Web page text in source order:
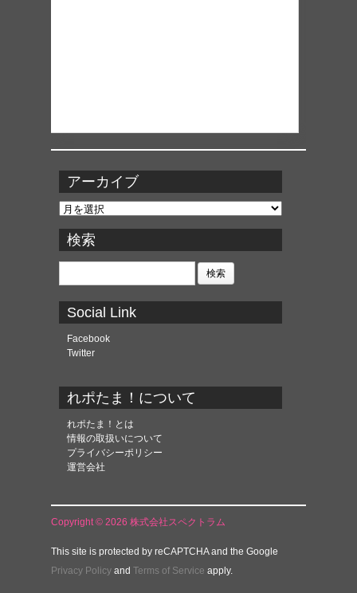
アーカイブ
ア
カ
イ
ブ
検索
検
Social Link
Facebook
Twitter
れポたま！について
れポたま！とは
情報の取扱いについて
プライバシーポリシー
運営会社
Copyright © 2026 株式会社スペクトラム
This site is protected by reCAPTCHA and the Google
Privacy Policy and Terms of Service apply.